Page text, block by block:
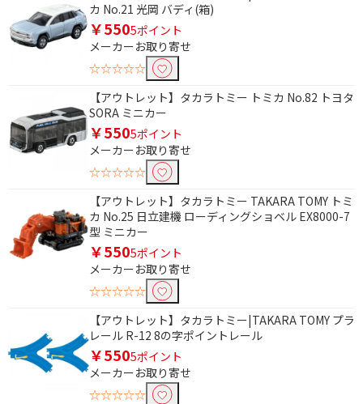
カ No.21 光岡 バディ(箱)
￥5505ポイント
メーカーお取り寄せ
☆☆☆☆☆
【アウトレット】タカラトミー トミカ No.82 トヨタ
SORA ミニカー
￥5505ポイント
メーカーお取り寄せ
☆☆☆☆☆
【アウトレット】タカラトミー TAKARA TOMY トミ
カ No.25 日立建機 ローディングショベル EX8000-7
型 ミニカー
￥5505ポイント
メーカーお取り寄せ
☆☆☆☆☆
【アウトレット】タカラトミー|TAKARA TOMY プラ
レール R-12 8の字ポイントレール
￥5505ポイント
メーカーお取り寄せ
☆☆☆☆☆